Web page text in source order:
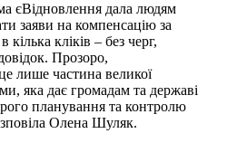
єВідновлення дала людям
заяви на компенсацію за
кліків – без черг,
Прозоро,
лише частина великої
яка дає громадам та державі
планування та контролю
Олена Шуляк.